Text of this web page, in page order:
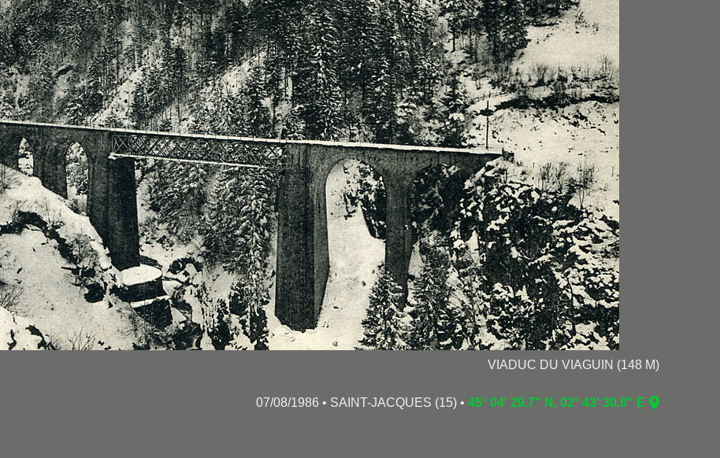
VIADUC DU VIAGUIN (148 M)
07/08/1986 • SAINT-JACQUES (15) • 45° 04' 29.7" N, 02° 43' 30.8" E